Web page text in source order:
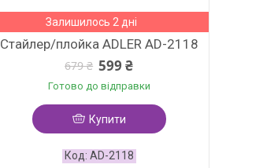
Залишилось 2 дні
Стайлер/плойка ADLER AD-2118
679 ₴ 599 ₴
Готово до відправки
Купити
AD-2118